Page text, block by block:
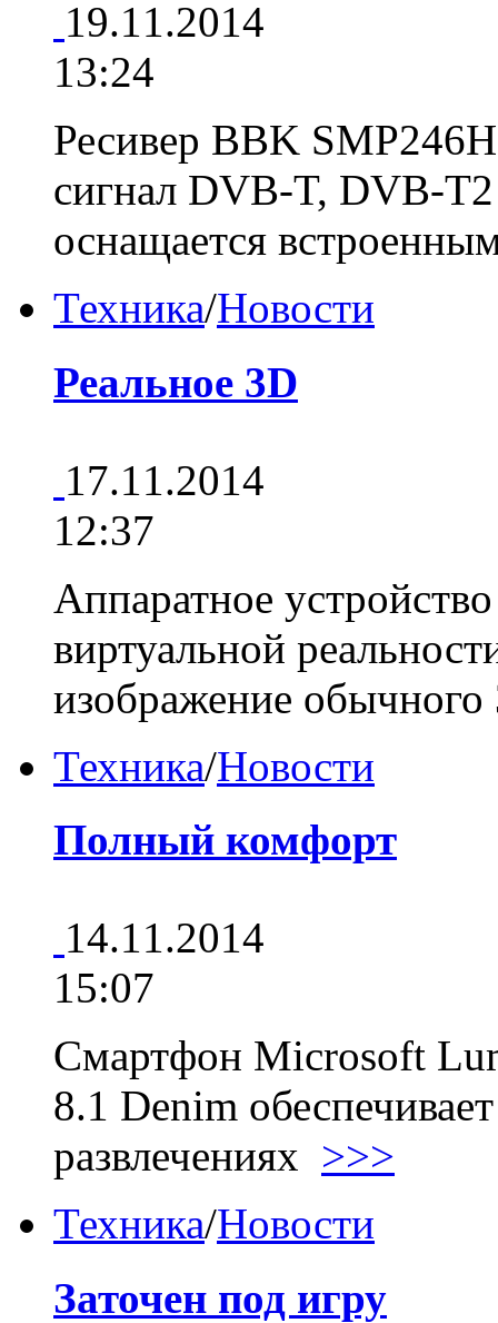
19.11.2014
13:24
Ресивер BBK
сигнал DVB-T, DVB-
оснащается
Техника/Новости
Реальное 3D
17.11.2014
12:37
Аппаратное
виртуальной
изображение
Техника/Новости
Полный комфорт
14.11.2014
15:07
Смартфон Microsoft
8.1 Denim
развлечениях >>>
Техника/Новости
Заточен под игру